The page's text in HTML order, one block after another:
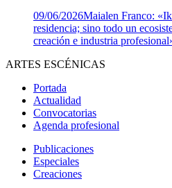
09/06/2026Maialen Franco:
residencia; sino todo un
creación e industria
ARTES ESCÉNICAS
Portada
Actualidad
Convocatorias
Agenda profesional
Publicaciones
Especiales
Creaciones